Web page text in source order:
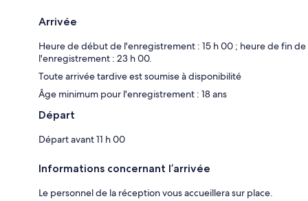
Arrivée
Heure de début de l'enregistrement : 15 h 00 ; heure de fin de
l'enregistrement : 23 h 00.
Toute arrivée tardive est soumise à disponibilité
Âge minimum pour l'enregistrement : 18 ans
Départ
Départ avant 11 h 00
Informations concernant l’arrivée
Le personnel de la réception vous accueillera sur place.